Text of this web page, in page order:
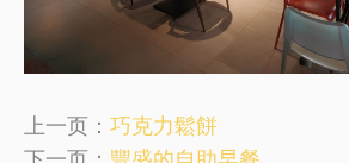
上一页： 巧克力鬆餅